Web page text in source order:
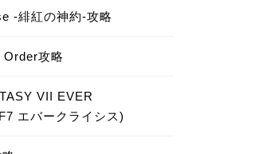
-緋紅の神約-攻略
Order攻略
VII EVER
エバークライシス)